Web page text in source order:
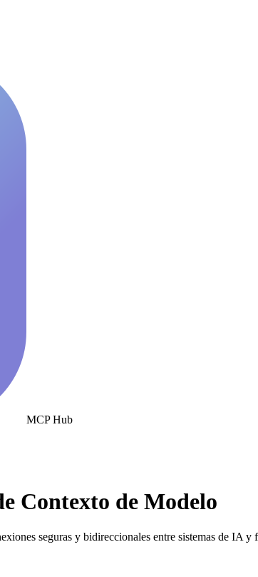
MCP Hub
Contexto de Modelo
seguras y bidireccionales entre sistemas de IA y